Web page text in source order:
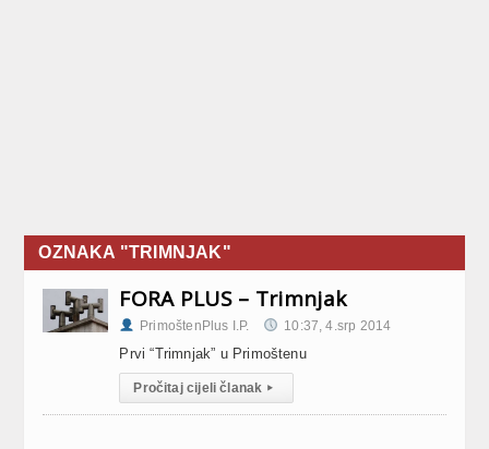
OZNAKA "TRIMNJAK"
FORA PLUS – Trimnjak
PrimoštenPlus I.P. 10:37, 4.srp 2014
Prvi “Trimnjak” u Primoštenu
Pročitaj cijeli članak ▸